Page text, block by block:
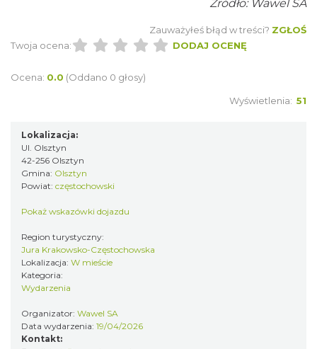
uliczny w Myszkowie na dystansie 8 km
Festiwal Miłośników Koni i Muzyki "Z
Kopyta"
Gniazdów
Zródło: Wawel SA
Zauważyłeś błąd w treści? ZGŁOŚ
Twoja ocena:
DODAJ OCENĘ
Ocena: 0.0 (Oddano 0 głosy)
Wyświetlenia: 51
Lokalizacja:
Ul. Olsztyn
42-256 Olsztyn
Gmina: Olsztyn
Powiat: częstochowski
Pokaż wskazówki dojazdu
Region turystyczny:
Jura Krakowsko-Częstochowska
Lokalizacja: W mieście
Kategoria:
Wydarzenia
Organizator: Wawel SA
Data wydarzenia: 19/04/2026
Kontakt: